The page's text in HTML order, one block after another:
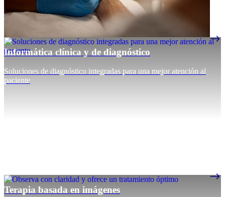
Informática clínica y de diagnóstico
Soluciones de diagnóstico integradas para una mejor atención al
paciente
Terapia basada en imágenes